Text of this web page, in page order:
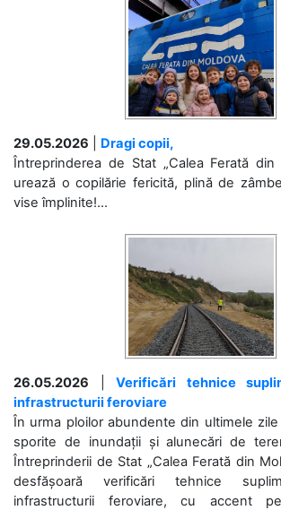
29.05.2026
Dragi copii,
Întreprinderea de Stat „Calea Ferată din
urează o copilărie fericită, plină de
vise împlinite!...
26.05.2026 |Verificări tehnice
infrastructurii feroviare
În urma ploilor abundente din ultimele
sporite de inundații și alunecări de
Întreprinderii de Stat „Calea Ferată din
desfășoară verificări tehnice
infrastructurii feroviare, cu accent